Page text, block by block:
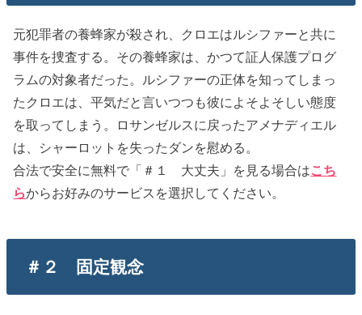
元犯罪者の養蜂家が殺され、クロエはルシファーと共に
事件を捜査する。その養蜂家は、かつて証人保護プログ
ラムの対象者だった。ルシファーの正体を知ってしまっ
たクロエは、平気だと言いつつも彼によそよそしい態度
を取ってしまう。ロサンゼルスに戻ったアメナディエル
は、シャーロットを失ったダンを慰める。
合法で安全に無料で「＃１ 大丈夫」を見る場合はこち
らからお好みのサービスを選択してください。
＃２ 固定観念